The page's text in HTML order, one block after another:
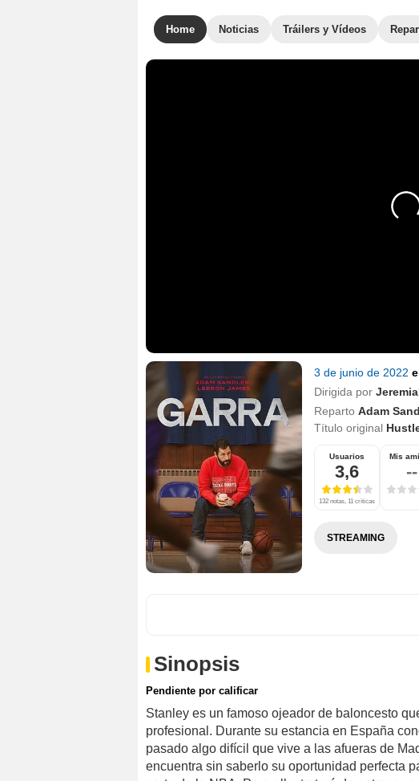
Home Noticias Tráilers y Vídeos
3 de junio de 2022
Dirigida por
Reparto Adam
Título original
Usuarios
3,6
132 notas, 11 críticas
Mis
--
STREAMING
Sinopsis
Pendiente por calificar
Stanley es un famoso ojeador de baloncesto
profesional. Durante su estancia en España
pasado algo difícil que vive a las afueras de
encuentra sin saberlo su oportunidad perfecta